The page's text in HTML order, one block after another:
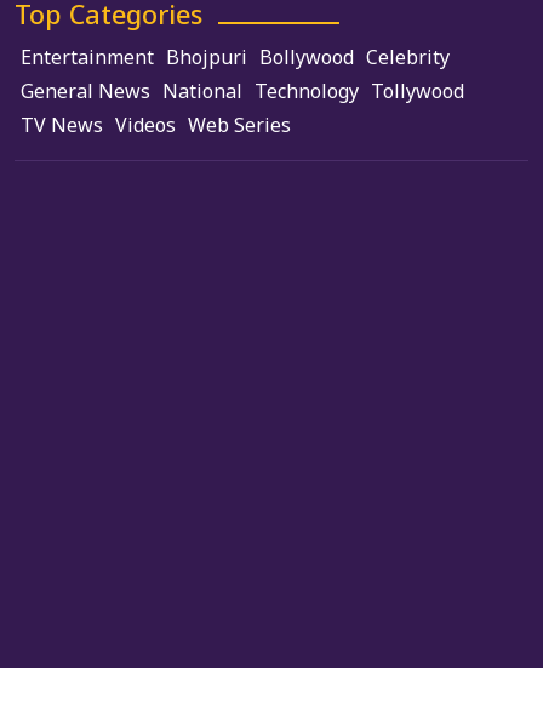
Top Categories
Entertainment Bhojpuri Bollywood Celebrity
General News National Technology Tollywood
TV News Videos Web Series